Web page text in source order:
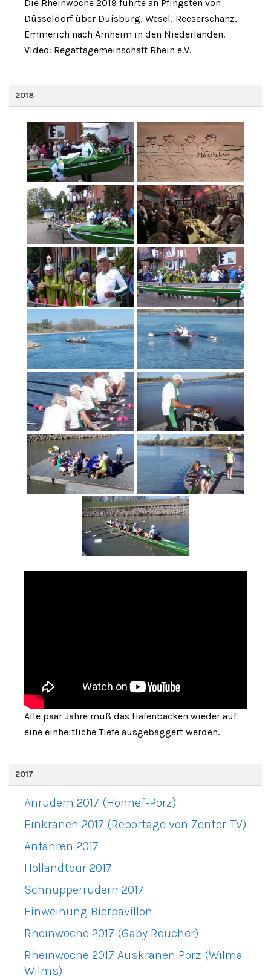
Die Rheinwoche 2019 führte an Pfingsten von
Düsseldorf über Duisburg, Wesel, Reeserschanz,
Emmerich nach Arnheim in den Niederlanden.
Video: Regattagemeinschaft Rhein e.V.
2018
Alle paar Jahre muß das Hafenbacken wieder auf
eine einheitliche Tiefe ausgebaggert werden.
2017
Anrudern 2017 (Honnef-Porz)
Einkranen 2017 (Reportage von Zenter-TV)
Anfahren 2017
Hollandtour 2017
Schnupperrudern 2017
Einweihung Bierpavillon
Rheinwoche 2017 (Gaby Reucher)
Rheinwoche 2017 Auskranen Porz (Wilma
Wilms)